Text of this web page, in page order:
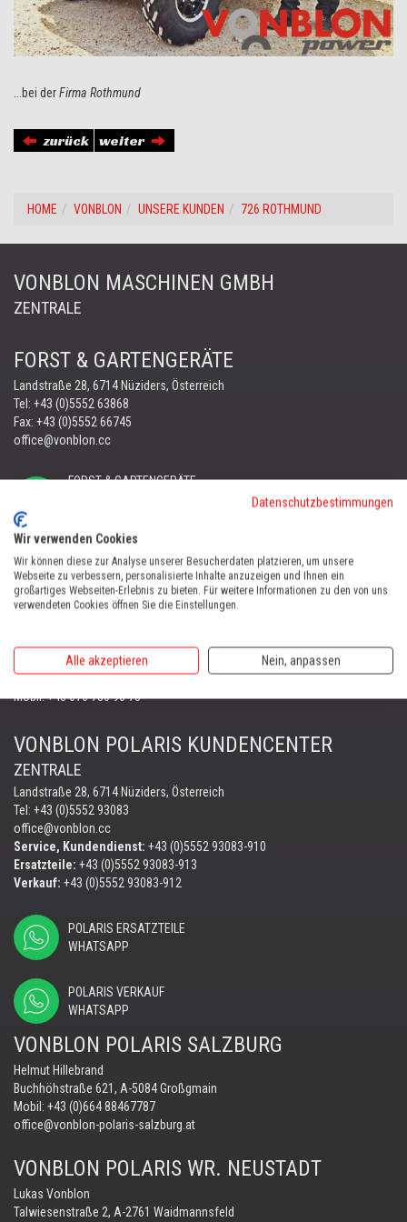
...bei derFirma Rothmund
zurück weiter
HOME VONBLON UNSERE KUNDEN 726 ROTHMUND
VONBLON MASCHINEN GMBH
ZENTRALE
FORST & GARTENGERÄTE
Landstraße 28, 6714 Nüziders, Österreich
Tel: +43 (0)5552 63868
Fax: +43 (0)5552 66745
office@vonblon.cc
FORST & GARTENGERÄTE
AUTOMOWER
Automower Kundendienst Nüziders
Tel:+43 (0)5552 31607
Maria-Theresien-Straße 77, 6890 Lustenau
Harry Zudrell
Mobil:+43 676 780 96 73
VONBLON POLARIS KUNDENCENTER
ZENTRALE
Landstraße 28, 6714 Nüziders, Österreich
Tel: +43 (0)5552 93083
office@vonblon.cc
Service, Kundendienst: +43 (0)5552 93083-910
Ersatzteile: +43 (0)5552 93083-913
Verkauf: +43 (0)5552 93083-912
POLARIS ERSATZTEILE
WHATSAPP
POLARIS VERKAUF
WHATSAPP
VONBLON POLARIS SALZBURG
Helmut Hillebrand
Buchhöhstraße 621, A-5084 Großgmain
Mobil: +43 (0)664 88467787
office@vonblon-polaris-salzburg.at
VONBLON POLARIS WR. NEUSTADT
Lukas Vonblon
Talwiesenstraße 2, A-2761 Waidmannsfeld
Datenschutzbestimmungen
Wir verwenden Cookies
Wir können diese zur Analyse unserer Besucherdaten platzieren, um unsere
Webseite zu verbessern, personalisierte Inhalte anzuzeigen und Ihnen ein
großartiges Webseiten-Erlebnis zu bieten. Für weitere Informationen zu den von uns
verwendeten Cookies öffnen Sie die Einstellungen.
Alle akzeptieren Nein, anpassen